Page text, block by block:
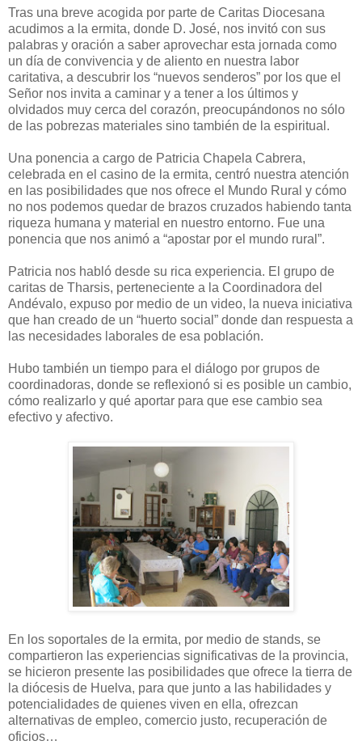
Tras una breve acogida por parte de Caritas Diocesana
acudimos a la ermita, donde D. José, nos invitó con sus
palabras y oración a saber aprovechar esta jornada como
un día de convivencia y de aliento en nuestra labor
caritativa, a descubrir los “nuevos senderos” por los que el
Señor nos invita a caminar y a tener a los últimos y
olvidados muy cerca del corazón, preocupándonos no sólo
de las pobrezas materiales sino también de la espiritual.
Una ponencia a cargo de Patricia Chapela Cabrera,
celebrada en el casino de la ermita, centró nuestra atención
en las posibilidades que nos ofrece el Mundo Rural y cómo
no nos podemos quedar de brazos cruzados habiendo tanta
riqueza humana y material en nuestro entorno. Fue una
ponencia que nos animó a “apostar por el mundo rural”.
Patricia nos habló desde su rica experiencia. El grupo de
caritas de Tharsis, perteneciente a la Coordinadora del
Andévalo, expuso por medio de un video, la nueva iniciativa
que han creado de un “huerto social” donde dan respuesta a
las necesidades laborales de esa población.
Hubo también un tiempo para el diálogo por grupos de
coordinadoras, donde se reflexionó si es posible un cambio,
cómo realizarlo y qué aportar para que ese cambio sea
efectivo y afectivo.
En los soportales de la ermita, por medio de stands, se
compartieron las experiencias significativas de la provincia,
se hicieron presente las posibilidades que ofrece la tierra de
la diócesis de Huelva, para que junto a las habilidades y
potencialidades de quienes viven en ella, ofrezcan
alternativas de empleo, comercio justo, recuperación de
oficios…